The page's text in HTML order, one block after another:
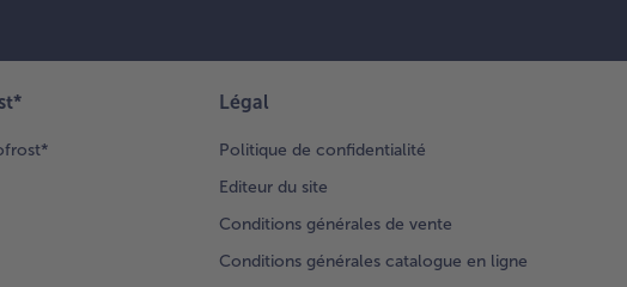
Légal
Politique de confidentialité
Editeur du site
Conditions générales de vente
Conditions générales catalogue en ligne